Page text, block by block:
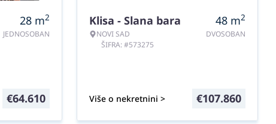
28 m2
JEDNOSOBAN
€64.610
Klisa - Slana bara
NOVI SAD
ŠIFRA: #573275
48 m2
DVOSOBAN
Više o nekretnini > €107.860